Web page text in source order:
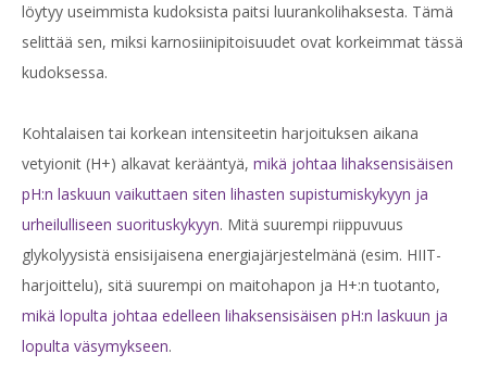
löytyy useimmista kudoksista paitsi luurankolihaksesta. Tämä
selittää sen, miksi karnosiinipitoisuudet ovat korkeimmat tässä
kudoksessa.
Kohtalaisen tai korkean intensiteetin harjoituksen aikana
vetyionit (H+) alkavat kerääntyä, mikä johtaa lihaksensisäisen
pH:n laskuun vaikuttaen siten lihasten supistumiskykyyn ja
urheilulliseen suorituskykyyn. Mitä suurempi riippuvuus
glykolyysistä ensisijaisena energiajärjestelmänä (esim. HIIT-
harjoittelu), sitä suurempi on maitohapon ja H+:n tuotanto,
mikä lopulta johtaa edelleen lihaksensisäisen pH:n laskuun ja
lopulta väsymykseen.